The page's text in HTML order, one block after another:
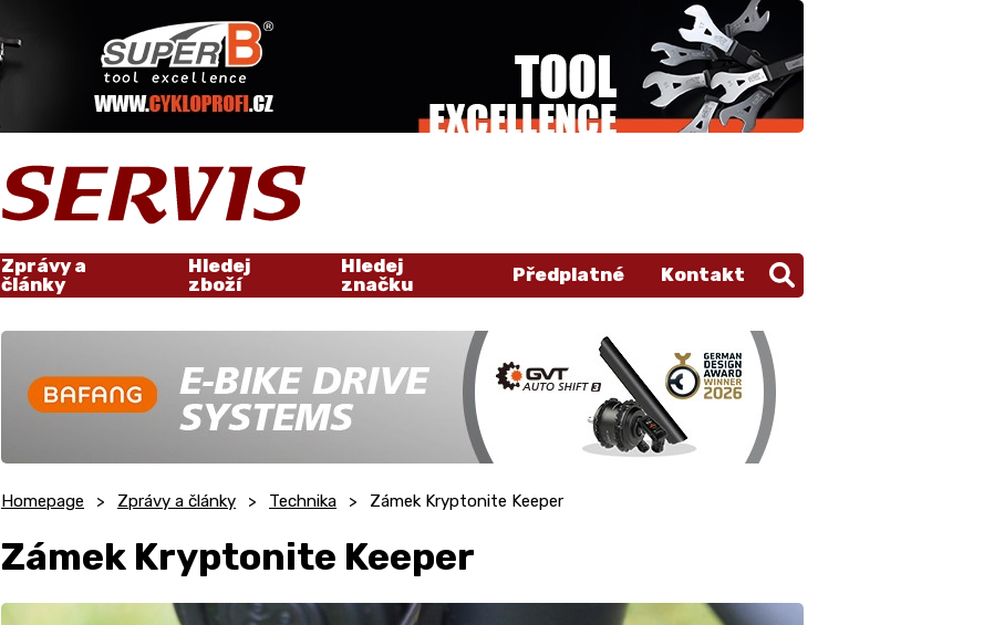
Zprávy a
články
Hledej
zboží
Hledej
značku
Předplatné Kontakt
Homepage Zprávy a články Technika Zámek Kryptonite Keeper
Zámek Kryptonite Keeper